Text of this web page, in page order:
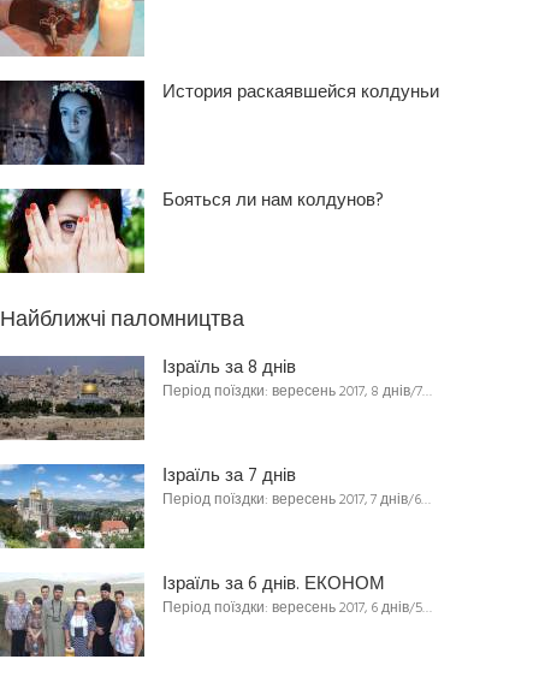
История раскаявшейся колдуньи
Бояться ли нам колдунов?
Найближчі паломництва
Ізраїль за 8 днів
Період поїздки: вересень 2017, 8 днів/7…
Ізраїль за 7 днів
Період поїздки: вересень 2017, 7 днів/6…
Ізраїль за 6 днів. ЕКОНОМ
Період поїздки: вересень 2017, 6 днів/5…